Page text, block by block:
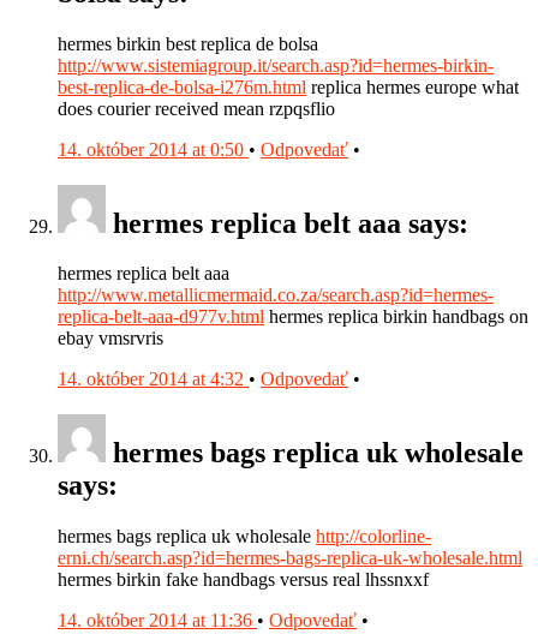
hermes birkin best replica de bolsa
http://www.sistemiagroup.it/search.asp?id=hermes-birkin-
best-replica-de-bolsa-i276m.html replica hermes europe what
does courier received mean rzpqsflio
14. október 2014 at 0:50 • Odpovedať •
hermes replica belt aaa says:
hermes replica belt aaa
http://www.metallicmermaid.co.za/search.asp?id=hermes-
replica-belt-aaa-d977v.html hermes replica birkin handbags on
ebay vmsrvris
14. október 2014 at 4:32 • Odpovedať •
hermes bags replica uk wholesale
says:
hermes bags replica uk wholesale http://colorline-
erni.ch/search.asp?id=hermes-bags-replica-uk-wholesale.html
hermes birkin fake handbags versus real lhssnxxf
14. október 2014 at 11:36 • Odpovedať •